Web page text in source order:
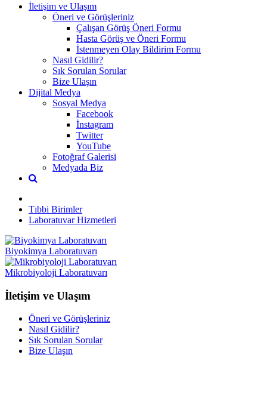
İletişim ve Ulaşım
Öneri ve Görüşleriniz
Çalışan Görüş Öneri Formu
Hasta Görüş ve Öneri Formu
İstenmeyen Olay Bildirim Formu
Nasıl Gidilir?
Sık Sorulan Sorular
Bize Ulaşın
Dijital Medya
Sosyal Medya
Facebook
İnstagram
Twitter
YouTube
Fotoğraf Galerisi
Medyada Biz
Tıbbi Birimler
Laboratuvar Hizmetleri
Biyokimya Laboratuvarı
Mikrobiyoloji Laboratuvarı
İletişim ve Ulaşım
Öneri ve Görüşleriniz
Nasıl Gidilir?
Sık Sorulan Sorular
Bize Ulaşın